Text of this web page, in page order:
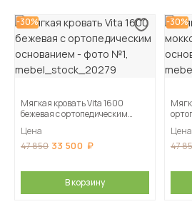
-30%
Мягкая кровать Vita 1600
бежевая с ортопедическим
Цена
47 850 33 500
В корзину
-30%
Цена
47